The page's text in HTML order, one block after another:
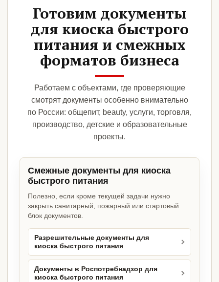
Готовим документы
для киоска быстрого
питания и смежных
форматов бизнеса
Работаем с объектами, где проверяющие
смотрят документы особенно внимательно
по России: общепит, beauty, услуги, торговля,
производство, детские и образовательные
проекты.
Смежные документы для киоска
быстрого питания
Полезно, если кроме текущей задачи нужно
закрыть санитарный, пожарный или стартовый
блок документов.
Разрешительные документы для
киоска быстрого питания
Документы в Роспотребнадзор для
киоска быстрого питания